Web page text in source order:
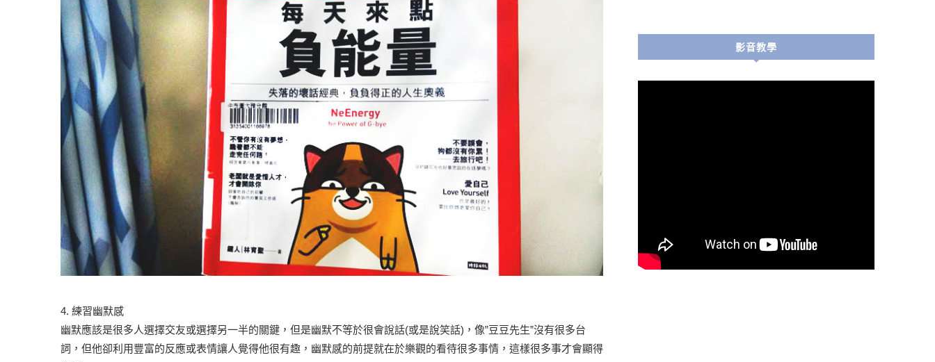
4. 練習幽默感
幽默應該是很多人選擇交友或選擇另一半的關鍵，但是幽默不等於很會說話(或是說笑話)，像”豆豆先生”沒有很多台
詞，但他卻利用豐富的反應或表情讓人覺得他很有趣，幽默感的前提就在於樂觀的看待很多事情，這樣很多事才會顯得
影音教學